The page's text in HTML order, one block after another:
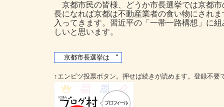
京都市民の皆様、どうか市長選挙では京都
長になれば京都は不動産業者の食い物にされ
入ってきます。習近平の「一帯一路構想」に
しいと思います。
↑エンピツ投票ボタン。押せば続きが読めます。登録不要